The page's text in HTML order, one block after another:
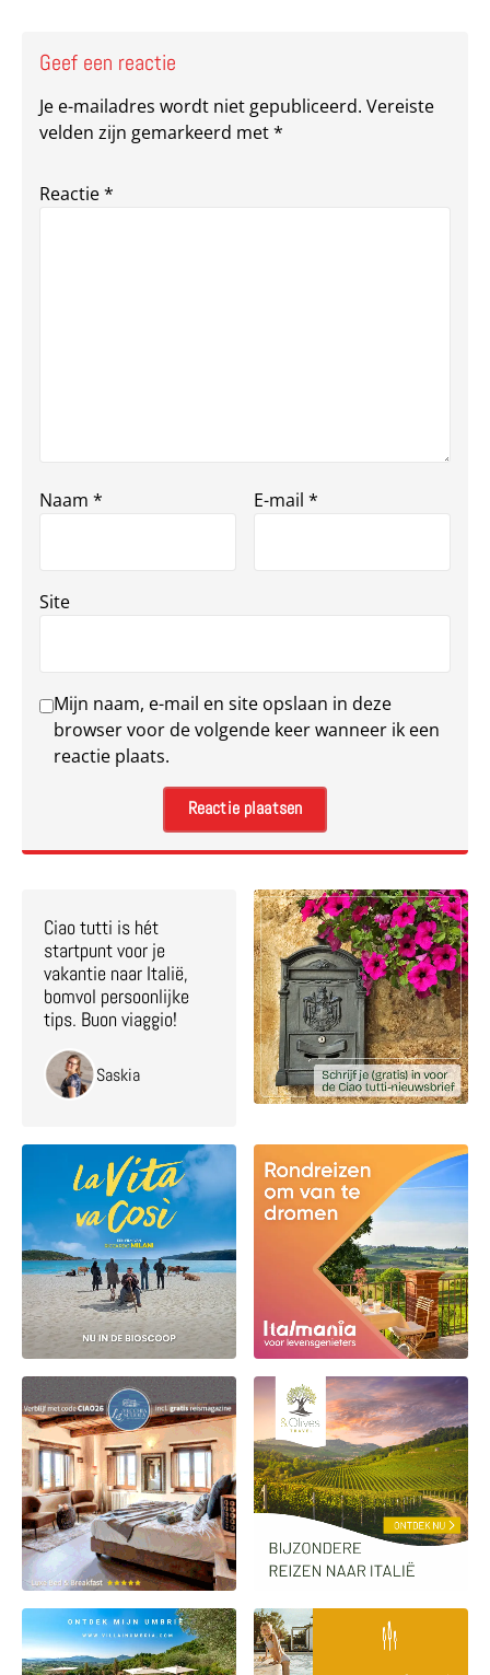
Geef een reactie
Je e-mailadres wordt niet gepubliceerd. Vereiste
velden zijn gemarkeerd met*
Reactie*
Naam * E-mail *
Site
Mijn naam, e-mail en site opslaan in deze
browser voor de volgende keer wanneer ik een
reactie plaats.
Ciao tutti is hét
startpunt voor je
vakantie naar Italië,
bomvol persoonlijke
tips. Buon viaggio!
Saskia